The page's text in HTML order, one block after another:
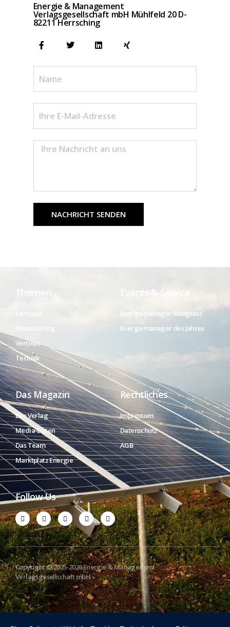
Energie & Management
Verlagsgesellschaft mbH Mühlfeld 20 D-
82211 Herrsching
NACHRICHT SENDEN
Themen
Finanzierung
Vertrieb
Technik
Events & Service
Energiemanager-Kongress
Energiemanager des Jahres
Das Magazin
Der Verlag
Media-Daten
Das Team
Marktplatz Energie
Rechtliches
Impressum
Datenschutz
AGB
Follow Us
Copyright © 2025-2026 Energie & Management
Verlagsgesellschaft mbH